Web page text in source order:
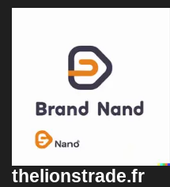
content
thelionstrade.fr